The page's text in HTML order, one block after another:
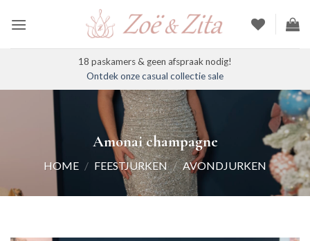
naar
18 paskamers & geen afspraak nodig!
Ontdek onze casual collectie sale
Amonai champagne
HOME / FEESTJURKEN / AVONDJURKEN